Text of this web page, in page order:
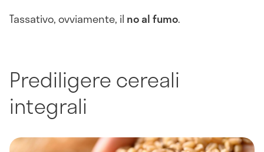
Tassativo, ovviamente, il no al fumo.
Prediligere cereali
integrali